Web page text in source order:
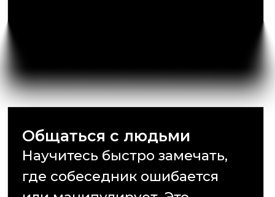
без давления
Научитесь доносить свою
точку зрения так, чтобы вас
соглашались. Используете
силу логики, эмоций и языка
тела для достижения цели.